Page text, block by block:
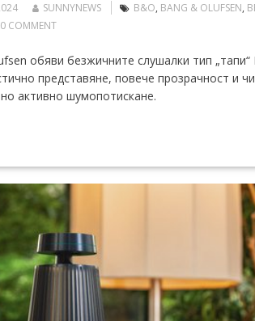
SUNNYNEWS B&O, BANG & OLUFSEN,
0 COMMENT
обяви безжичните слушалки тип „тапи“
представяне, повече прозрачност и
активно шумопотискане.